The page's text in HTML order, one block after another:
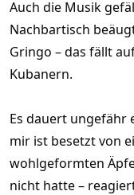
Auch die Musik
Nachbartisch
Gringo – das fällt
Kubanern.
Es dauert ungefähr
mir ist besetzt von
wohlgeformten
nicht hatte –